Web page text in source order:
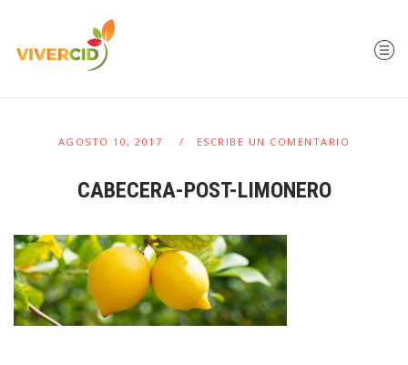
AGOSTO 10, 2017 ESCRIBE UN COMENTARIO
CABECERA-POST-LIMONERO